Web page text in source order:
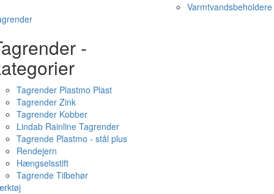
Varmtvandsbeholdere
-
Tagrender Plastmo Plast
Tagrender Zink
Tagrender Kobber
Lindab Rainline Tagrender
Tagrende Plastmo - stål plus
Rendejern
Hængselsstift
Tagrende Tilbehør